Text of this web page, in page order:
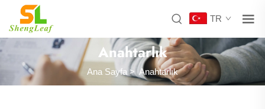
TR
Anahtarlık
Ana Sayfa > Anahtarlık